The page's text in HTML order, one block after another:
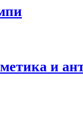
и